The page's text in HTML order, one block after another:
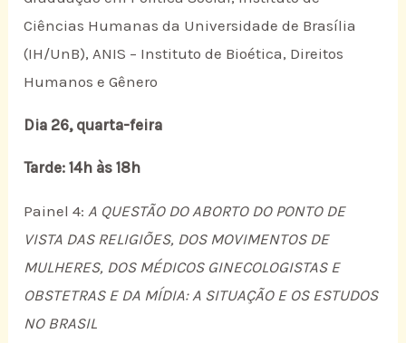
Ciências Humanas da Universidade de Brasília
(IH/UnB), ANIS – Instituto de Bioética, Direitos
Humanos e Gênero
Dia 26, quarta-feira
Tarde: 14h às 18h
Painel 4: A QUESTÃO DO ABORTO DO PONTO DE
VISTA DAS RELIGIÕES, DOS MOVIMENTOS DE
MULHERES, DOS MÉDICOS GINECOLOGISTAS E
OBSTETRAS E DA MÍDIA: A SITUAÇÃO E OS ESTUDOS
NO BRASIL